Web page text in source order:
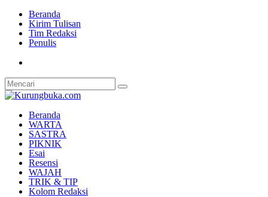
Beranda
Kirim Tulisan
Tim Redaksi
Penulis
Beranda
WARTA
SASTRA
PIKNIK
Esai
Resensi
WAJAH
TRIK & TIP
Kolom Redaksi